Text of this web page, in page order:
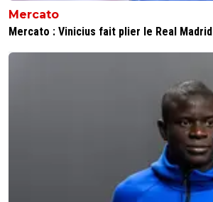
Mercato
Mercato : Vinicius fait plier le Real Madrid